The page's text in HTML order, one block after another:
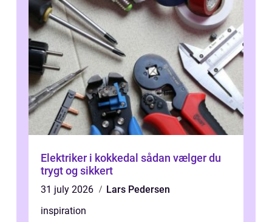
Elektriker i kokkedal sådan vælger du
trygt og sikkert
31 july 2026
Lars Pedersen
inspiration